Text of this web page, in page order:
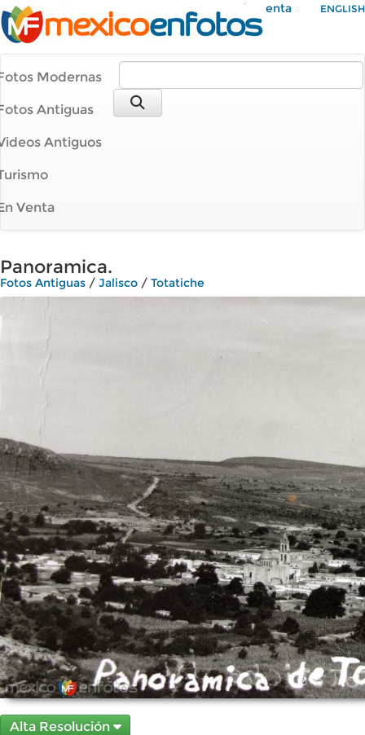
Mi Cuenta ENGLISH
Modernas
Antiguas
Antiguos
Venta
Panoramica.
Fotos Antiguas / Jalisco / Totatiche
Alta Resolución